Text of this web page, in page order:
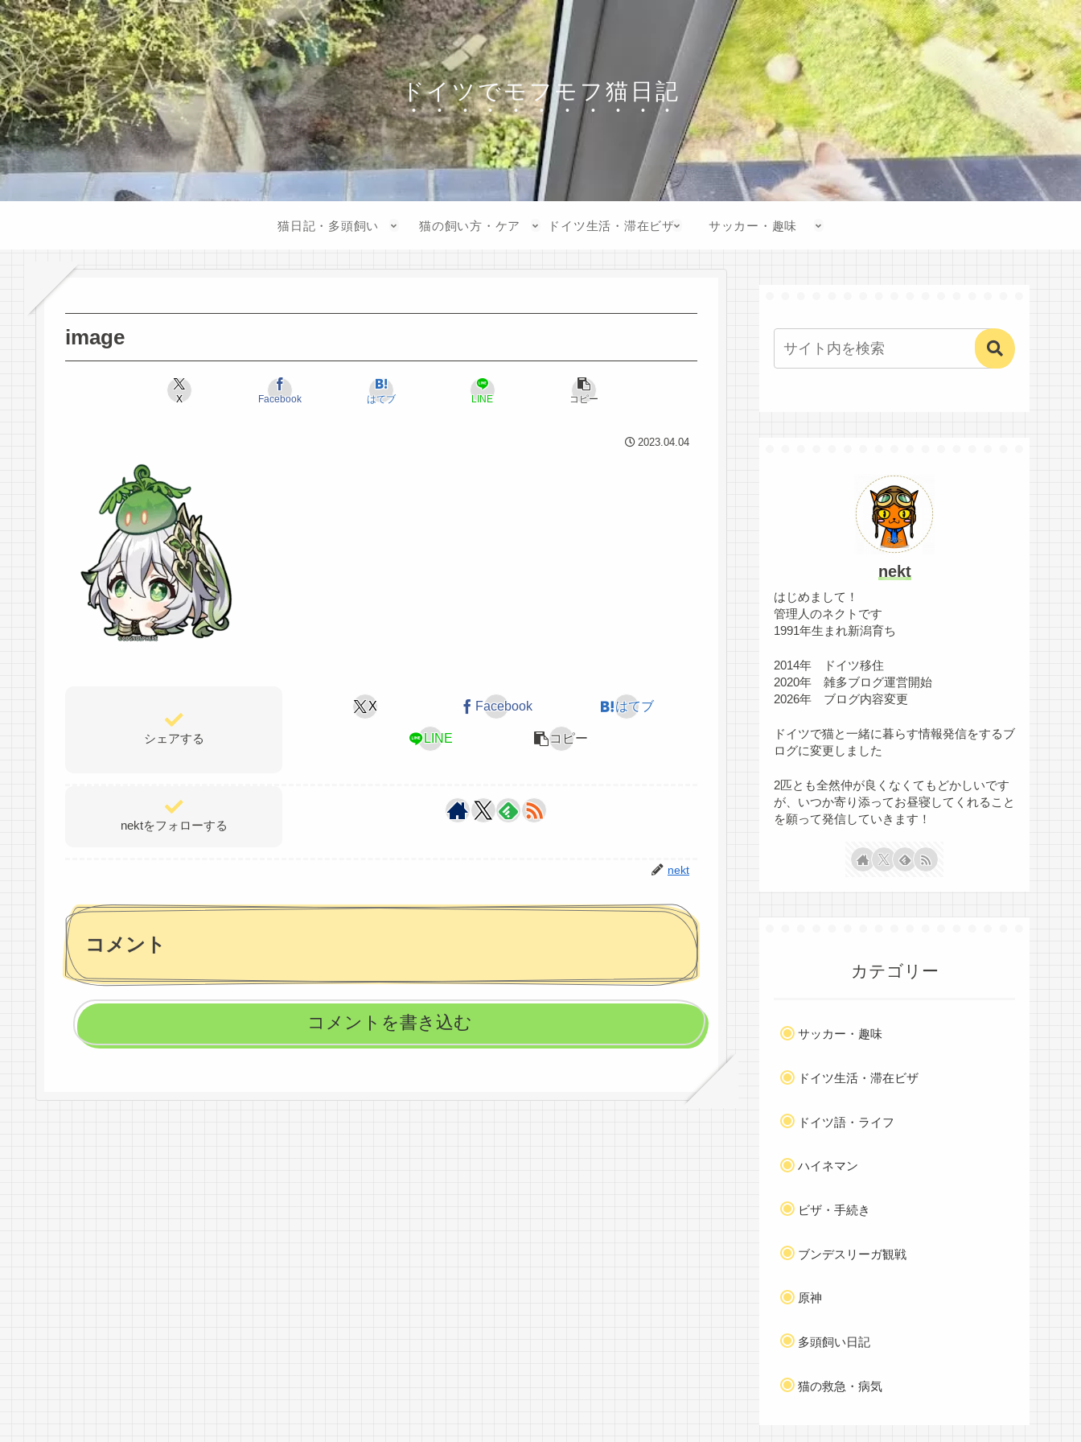
ドイツでモフモフ猫日記
猫日記・多頭飼い 猫の飼い方・ケア ドイツ生活・滞在ビザ サッカー・趣味
image
X Facebook はてブ LINE コピー
2023.04.04
シェアする
X Facebook はてブ
LINE コピー
nektをフォローする
nekt
コメント
コメントを書き込む
nekt
はじめまして！
管理人のネクトです
1991年生まれ新潟育ち
2014年 ドイツ移住
2020年 雑多ブログ運営開始
2026年 ブログ内容変更
ドイツで猫と一緒に暮らす情報発信をするブ
ログに変更しました
2匹とも全然仲が良くなくてもどかしいです
が、いつか寄り添ってお昼寝してくれること
を願って発信していきます！
カテゴリー
サッカー・趣味
ドイツ生活・滞在ビザ
ドイツ語・ライフ
ハイネマン
ビザ・手続き
ブンデスリーガ観戦
原神
多頭飼い日記
猫の救急・病気